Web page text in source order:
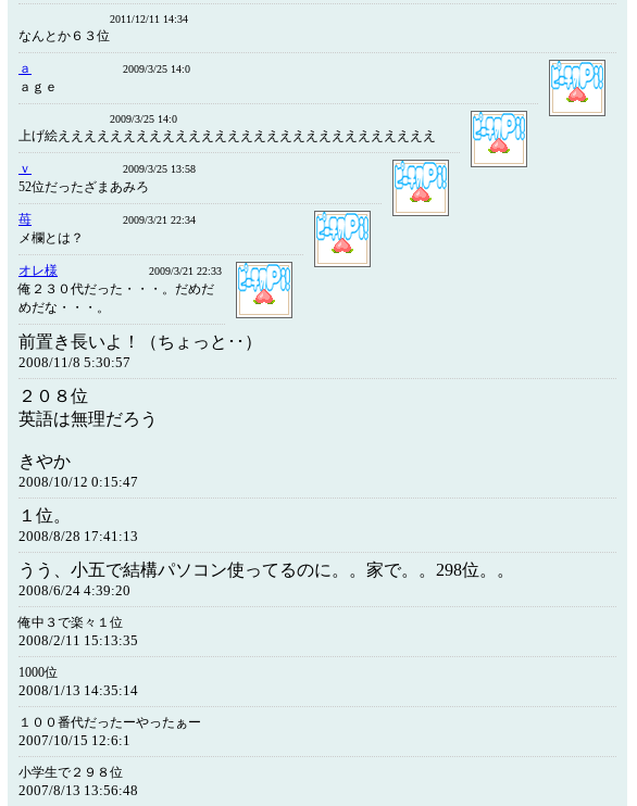
2011/12/11 14:34
なんとか６３位
ａ 2009/3/25 14:0
ａｇｅ
2009/3/25 14:0
上げ絵えええええええええええええええええええええええええええええ
ｖ 2009/3/25 13:58
52位だったざまあみろ
苺 2009/3/21 22:34
メ欄とは？
オレ様 2009/3/21 22:33
俺２３０代だった・・・。だめだ
めだな・・・。
前置き長いよ！（ちょっと･･）
2008/11/8 5:30:57
２０８位
英語は無理だろう
きやか
2008/10/12 0:15:47
１位。
2008/8/28 17:41:13
うう、小五で結構パソコン使ってるのに。。家で。。298位。。
2008/6/24 4:39:20
俺中３で楽々１位
2008/2/11 15:13:35
1000位
2008/1/13 14:35:14
１００番代だったーやったぁー
2007/10/15 12:6:1
小学生で２９８位
2007/8/13 13:56:48